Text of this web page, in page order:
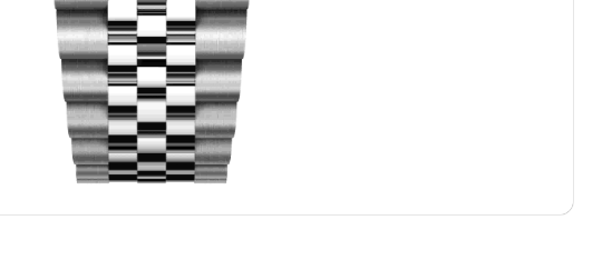
号恒隆广场写字楼1座11层1104室（需提前预约）
圆融广场写字楼16层1603室（需提前预约）
街199号苏州中心办公楼C座22层08室（需提前预约）
号世界贸易大厦38层09室（需提前预约）
地王大厦12楼1224室（需提前预约）
万象城华润大厦B座12楼03室（需提前预约）
浦西万达中心写字楼A座7楼709室（需提前预约）
大厦B座22层04室（需提前预约）